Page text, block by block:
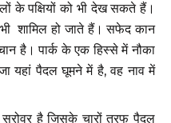
के पक्षियों को भी देख सकते हैं।
भी शामिल हो जाते हैं। सफेद कान
है। पार्क के एक हिस्से में नौका
यहां पैदल घूमने में है, वह नाव में
सरोवर है जिसके चारों तरफ पैदल